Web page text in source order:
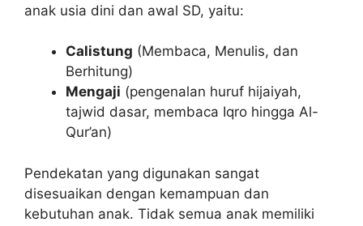
anak usia dini dan awal SD, yaitu:
Calistung (Membaca, Menulis, dan
Berhitung)
Mengaji (pengenalan huruf hijaiyah,
tajwid dasar, membaca Iqro hingga Al-
Qur’an)
Pendekatan yang digunakan sangat
disesuaikan dengan kemampuan dan
kebutuhan anak. Tidak semua anak memiliki